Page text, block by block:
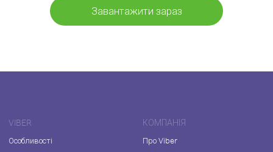
Завантажити зараз
VIBER
Особливості
КОМПАНІЯ
Про Viber